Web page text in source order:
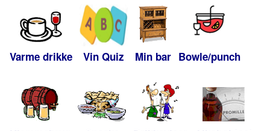
Varme drikke Vin Quiz Min bar Bowle/punch